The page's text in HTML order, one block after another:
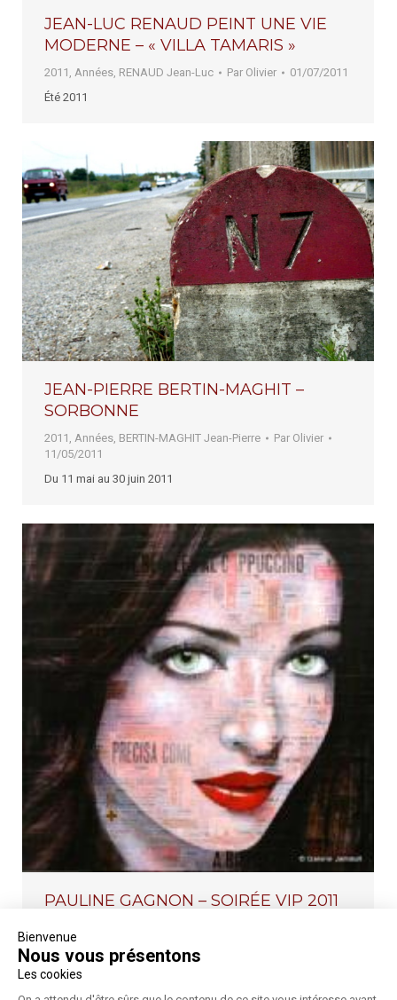
Bienvenue
Nous vous présentons
Les cookies
JEAN-LUC RENAUD PEINT UNE VIE
MODERNE – « VILLA TAMARIS »
2011 , Années, RENAUD Jean-Luc Par Olivier
01/07/2011
Été 2011
JEAN-PIERRE BERTIN-MAGHIT –
SORBONNE
2011 , Années, BERTIN-MAGHIT Jean-Pierre Par Olivier
11/05/2011
Du 11 mai au 30 juin 2011
PAULINE GAGNON – SOIRÉE VIP 2011
01/01/2011
Parmi une cinquantaine de toile, les visiteurs découvrirons